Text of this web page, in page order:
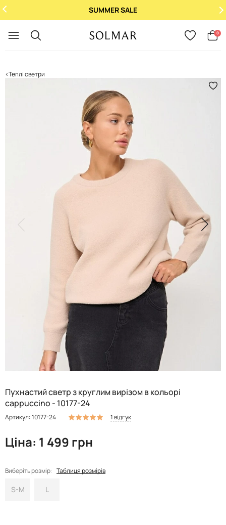
SUMMER SALE
0
Теплі светри
Пухнастий светр з круглим вирізом в кольорі
cappuccino - 10177-24
Артикул: 10177-24 1 відгук
Ціна: 1 499 грн
Виберіть розмір: Таблиця розмірів
S-M L